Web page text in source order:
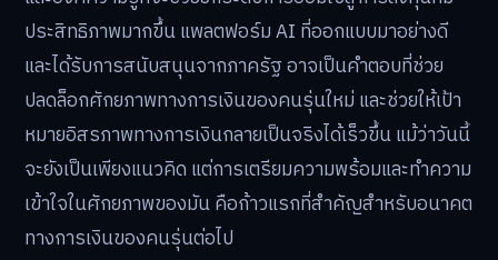
ประสิทธิภาพมากขึ้น แพลตฟอร์ม AI ที่ออกแบบมาอย่างดี
และได้รับการสนับสนุนจากภาครัฐ อาจเป็นคำตอบที่ช่วย
ปลดล็อกศักยภาพทางการเงินของคนรุ่นใหม่ และช่วยให้เป้า
หมายอิสรภาพทางการเงินกลายเป็นจริงได้เร็วขึ้น แม้ว่าวันนี้
จะยังเป็นเพียงแนวคิด แต่การเตรียมความพร้อมและทำความ
เข้าใจในศักยภาพของมัน คือก้าวแรกที่สำคัญสำหรับอนาคต
ทางการเงินของคนรุ่นต่อไป